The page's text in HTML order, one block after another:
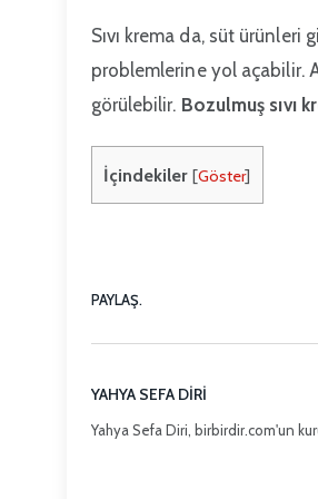
Sıvı krema da, süt ürünleri
problemlerine yol açabilir.
görülebilir. Bozulmuş sıvı
İçindekiler [Göster]
PAYLAŞ.
YAHYA SEFA DIRI
Yahya Sefa Diri, birbirdir.com'un